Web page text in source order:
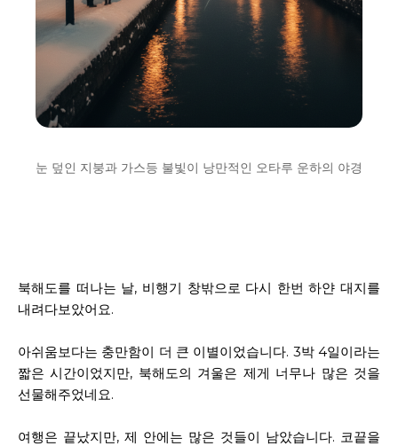
눈 덮인 지붕과 가스등 불빛이 낭만적인 오타루 운하의 야경
북해도를 떠나는 날, 비행기 창밖으로 다시 한번 하얀 대지를
내려다보았어요.
아쉬움보다는 충만함이 더 큰 이별이었습니다. 3박 4일이라는
짧은 시간이었지만, 북해도의 겨울은 제게 너무나 많은 것을
선물해주었네요.
여행은 끝났지만, 제 안에는 많은 것들이 남았습니다. 코끝을